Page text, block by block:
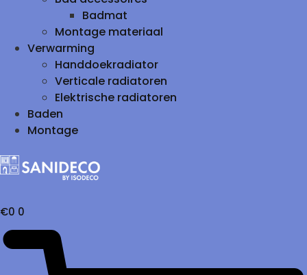
Badmat
Montage materiaal
Verwarming
Handdoekradiator
Verticale radiatoren
Elektrische radiatoren
Baden
Montage
€0 0